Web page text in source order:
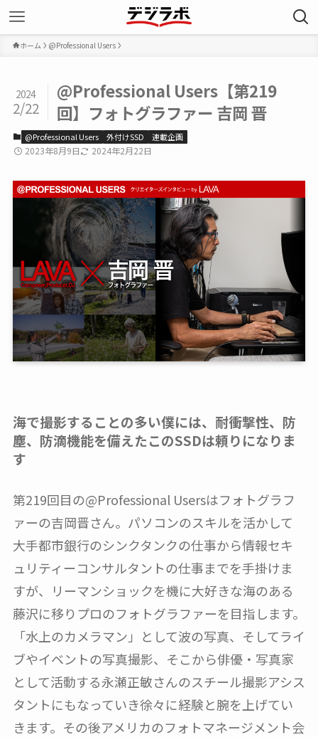
ホーム @Professional Users
@Professional Users【第219
回】フォトグラファー 吉岡 晋
2024
2/22
@Professional Users 外付けSSD 連載企画
2023年8月9日 2024年2月22日
海で撮影することの多い僕には、耐衝撃性、防
塵、防滴機能を備えたこのSSDは頼りになりま
す
第219回目の@Professional Usersはフォトグラフ
ァーの吉岡晋さん。パソコンのスキルを活かして
大手都市銀行のシンクタンクの仕事から情報セキ
ュリティーコンサルタントの仕事までを手掛けま
すが、リーマンショックを機に大好きな海のある
藤沢に移りプロのフォトグラファーを目指します。
「水上のカメラマン」として波の写真、そしてライ
ブやイベントの写真撮影、そこから俳優・写真家
として活動する永瀬正敏さんのスチール撮影アシス
タントにもなっていき徐々に経験と腕を上げてい
きます。その後アメリカのフォトマネージメント会